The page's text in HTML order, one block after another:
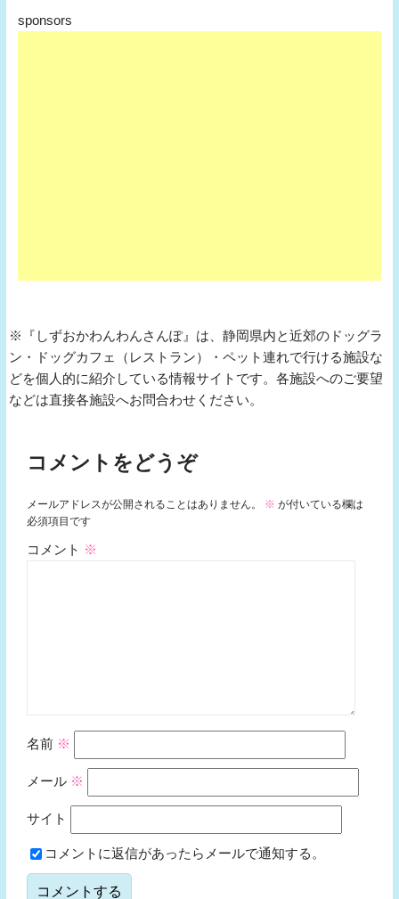
sponsors
※『しずおかわんわんさんぽ』は、静岡県内と近郊のドッグラ
ン・ドッグカフェ（レストラン）・ペット連れで行ける施設な
どを個人的に紹介している情報サイトです。各施設へのご要望
などは直接各施設へお問合わせください。
コメントをどうぞ
メールアドレスが公開されることはありません。 ※ が付いている欄は
必須項目です
コメント ※
名前 ※
メール ※
サイト
コメントに返信があったらメールで通知する。